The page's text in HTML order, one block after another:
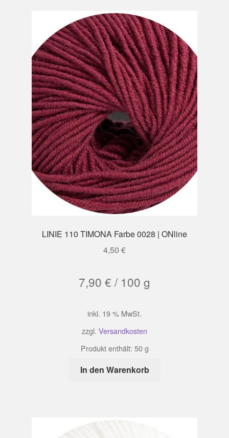
LINIE 110 TIMONA Farbe 0028 | ONline
4,50 €
7,90 € / 100 g
inkl. 19 % MwSt.
zzgl. Versandkosten
Produkt enthält: 50g
In den Warenkorb